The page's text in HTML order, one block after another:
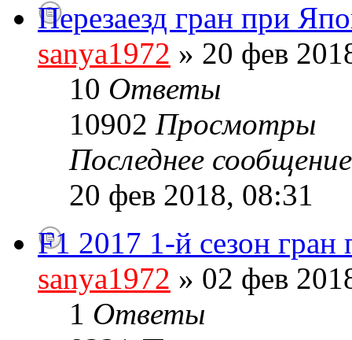
Перезаезд гран при
sanya1972 » 20 фев
10 Ответы
10902 Просмотры
Последнее
20 фев 2018, 08:31
F1 2017 1-й сезон
sanya1972 » 02 фев
1 Ответы